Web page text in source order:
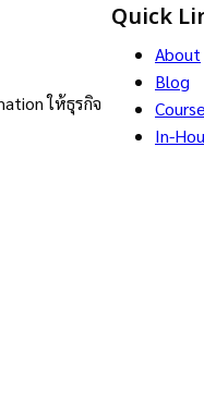
ให้ธุรกิจ
Quick
About
Blog
In-